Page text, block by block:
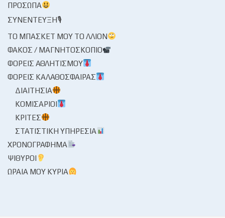
ΠΡΌΣΩΠΑ
ΣΥΝΈΝΤΕΥΞΗ🎙
ΤΟ ΜΠΆΣΚΕΤ ΜΟΥ ΤΟ ΛΛΊΟΝ
ΦΑΚΌΣ / ΜΑΓΝΗΤΟΣΚΌΠΙΟ
ΦΟΡΕΊΣ ΑΘΛΗΤΙΣΜΟΎ
ΦΟΡΕΊΣ ΚΑΛΑΘΌΣΦΑΙΡΑΣ
ΔΙΑΙΤΗΣΊΑ
ΚΟΜΙΣΆΡΙΟΙ
ΚΡΙΤΈΣ
ΣΤΑΤΙΣΤΙΚΉ ΥΠΗΡΕΣΊΑ
ΧΡΟΝΟΓΡΆΦΗΜΑ
ΨΊΘΥΡΟΙ
ΩΡΑΊΑ ΜΟΥ ΚΥΡΊΑ